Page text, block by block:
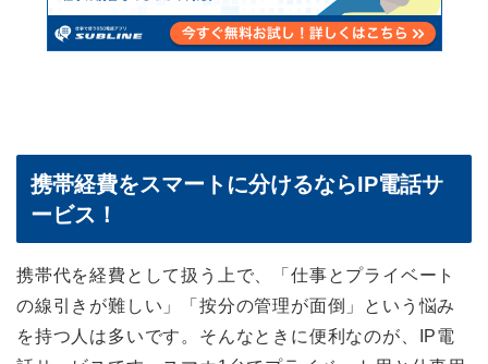
携帯経費をスマートに分けるならIP電話サ
ービス！
携帯代を経費として扱う上で、「仕事とプライベート
の線引きが難しい」「按分の管理が面倒」という悩み
を持つ人は多いです。そんなときに便利なのが、IP電